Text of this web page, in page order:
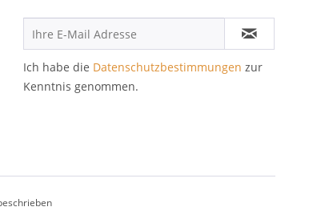
Ich habe die Datenschutzbestimmungen zur
Kenntnis genommen.